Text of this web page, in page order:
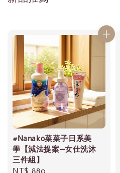
#Nanako菜菜子日系美
學【減法提案—女仕洗沐
三件組】